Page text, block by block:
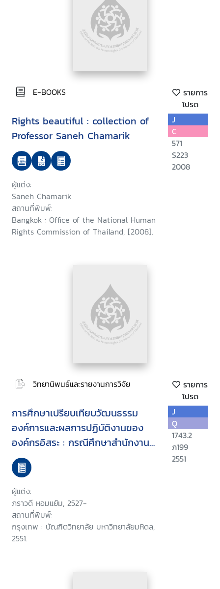
E-BOOKS
รายการ
โปรด
Rights beautiful : collection of
Professor Saneh Chamarik
ผู้แต่ง:
Saneh Chamarik
สถานที่พิมพ์:
Bangkok : Office of the National Human
Rights Commission of Thailand, [2008].
J
C
571
S223
2008
วิทยานิพนธ์และรายงานการวิจัย
รายการ
โปรด
การศึกษาเปรียบเทียบวัฒนธรรม
องค์การและผลการปฏิบัติงานของ
องค์กรอิสระ : กรณีศึกษาสำนักงานผู้
ตรวจการแผ่นดิน และสำนักงานคณะ
กรรมการสิทธิมนุษยชนแห่งชาติ
ผู้แต่ง:
ภราวดี หอมแย้ม, 2527-
สถานที่พิมพ์:
กรุงเทพ : บัณฑิตวิทยาลัย มหาวิทยาลัยมหิดล,
2551.
J
Q
1743.2
ภ199
2551